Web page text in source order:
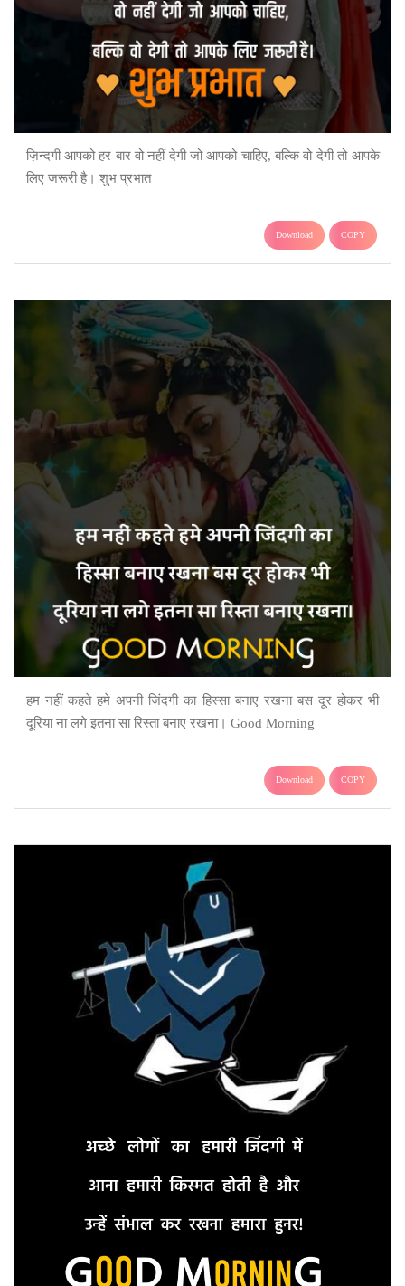
ज़िन्दगी आपको हर बार वो नहीं देगी जो आपको चाहिए, बल्कि वो देगी तो आपके
लिए जरूरी है। शुभ प्रभात
Download COPY
हम नहीं कहते हमे अपनी जिंदगी का हिस्सा बनाए रखना बस दूर होकर भी
दूरिया ना लगे इतना सा रिस्ता बनाए रखना। Good Morning
Download COPY